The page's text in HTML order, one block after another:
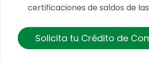
certificaciones de saldos de
Solicita tu Crédito de